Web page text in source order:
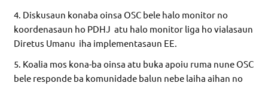
4. Diskusaun konaba oinsa OSC bele halo monitor no
koordenasaun ho PDHJ atu halo monitor liga ho vialasaun
Diretus Umanu iha implementasaun EE.
5. Koalia mos kona-ba oinsa atu buka apoiu ruma nune OSC
bele responde ba komunidade balun nebe laiha aihan no